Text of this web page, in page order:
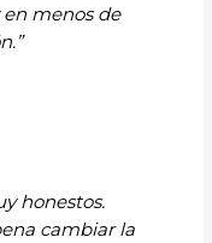
menos de
honestos.
cambiar la